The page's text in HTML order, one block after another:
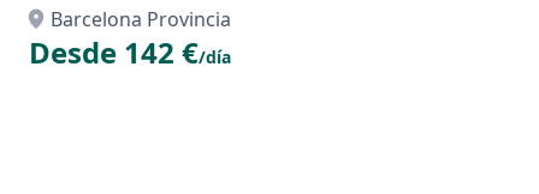
Barcelona Provincia
Desde 142 €/día